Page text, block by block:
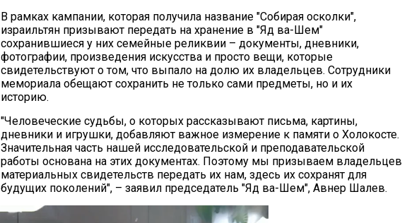
В рамках кампании, которая получила название "Собирая осколки",
израильтян призывают передать на хранение в "Яд ва-Шем"
сохранившиеся у них семейные реликвии – документы, дневники,
фотографии, произведения искусства и просто вещи, которые
свидетельствуют о том, что выпало на долю их владельцев. Сотрудники
мемориала обещают сохранить не только сами предметы, но и их
историю.
"Человеческие судьбы, о которых рассказывают письма, картины,
дневники и игрушки, добавляют важное измерение к памяти о Холокосте.
Значительная часть нашей исследовательской и преподавательской
работы основана на этих документах. Поэтому мы призываем владельцев
материальных свидетельств передать их нам, здесь их сохранят для
будущих поколений", – заявил председатель "Яд ва-Шем", Авнер Шалев.